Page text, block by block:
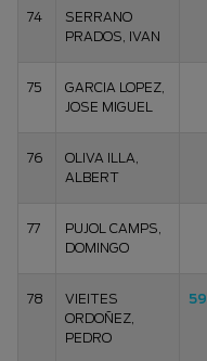
74
SERRANO
PRADOS, IVAN
75
GARCIA LOPEZ,
JOSE MIGUEL
76
OLIVA ILLA,
ALBERT
77
PUJOL CAMPS,
DOMINGO
78
VIEITES
ORDOÑEZ,
PEDRO
59